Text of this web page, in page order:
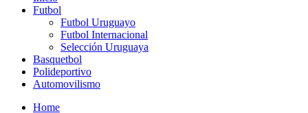
Futbol
Futbol Uruguayo
Futbol Internacional
Selección Uruguaya
Basquetbol
Polideportivo
Automovilismo
Home